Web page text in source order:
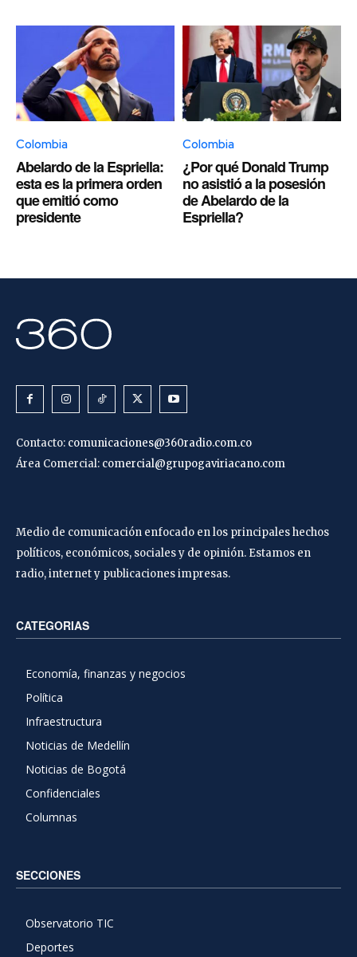
Colombia
Abelardo de la Espriella:
esta es la primera orden
que emitió como
presidente
Colombia
¿Por qué Donald Trump
no asistió a la posesión
de Abelardo de la
Espriella?
Contacto: comunicaciones@360radio.com.co
Área Comercial: comercial@grupogaviriacano.com
Medio de comunicación enfocado en los principales hechos
políticos, económicos, sociales y de opinión. Estamos en
radio, internet y publicaciones impresas.
CATEGORIAS
Economía, finanzas y negocios
Política
Infraestructura
Noticias de Medellín
Noticias de Bogotá
Confidenciales
Columnas
SECCIONES
Observatorio TIC
Deportes